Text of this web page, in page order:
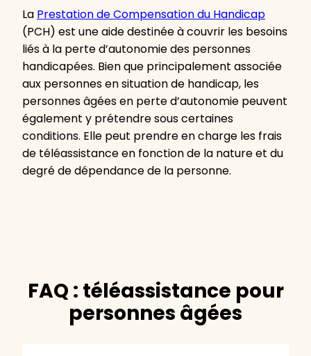
La Prestation de Compensation du Handicap
(PCH) est une aide destinée à couvrir les besoins
liés à la perte d’autonomie des personnes
handicapées. Bien que principalement associée
aux personnes en situation de handicap, les
personnes âgées en perte d’autonomie peuvent
également y prétendre sous certaines
conditions. Elle peut prendre en charge les frais
de téléassistance en fonction de la nature et du
degré de dépendance de la personne.
FAQ : téléassistance pour
personnes âgées